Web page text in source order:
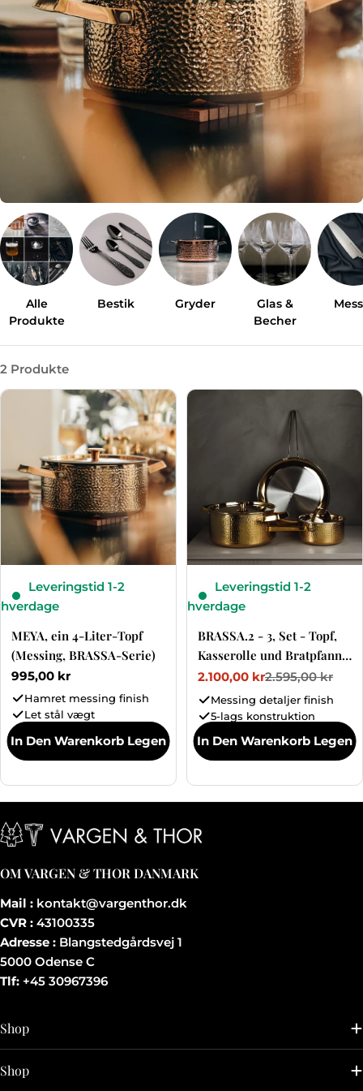
:
Alle
Produkte
Bestik Gryder
Glas &
Becher
2 Produkte
Leveringstid 1-2
hverdage
MEYA, ein 4-Liter-Topf
(Messing, BRASSA-Serie)
Regulärer
Preis
995,00 kr
Hamret messing finish
Let stål vægt
In Den Warenkorb Legen
Leveringstid 1-2
hverdage
BRASSA.2 - 3, Set - Topf,
Kasserolle und Bratpfanne
(Messing) -
Verkaufspreis
2.100,00 kr
Regulärer
Preis
2.595,00 kr
Messing detaljer finish
5-lags konstruktion
In Den Warenkorb Legen
OM VARGEN & THOR DANMARK
Mail : kontakt@vargenthor.dk
CVR : 43100335
Adresse : Blangstedgårdsvej 1
5000 Odense C
Tlf: +45 30967396
Shop
Shop